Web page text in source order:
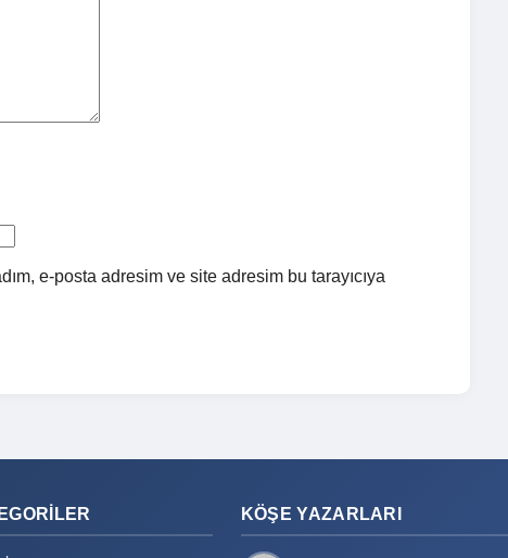
e-posta adresim ve site adresim bu tarayıcıya
KÖŞE YAZARLARI